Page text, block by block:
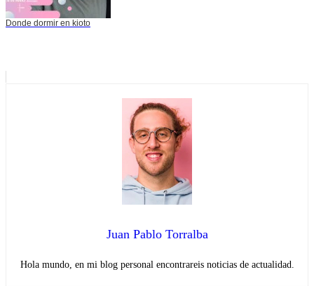
Donde dormir en kioto
Juan Pablo Torralba
Hola mundo, en mi blog personal encontrareis noticias de actualidad.